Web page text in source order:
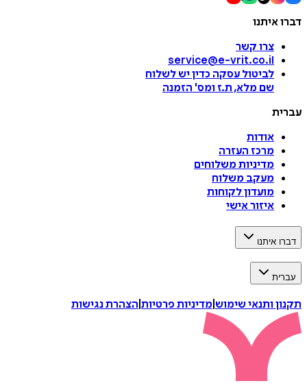
דברו איתנו
צרו קשר
service@e-vrit.co.il
לביטול עסקה כדין יש לשלוח
שם מלא, ת.ז ומס' הזמנה
עברית
אודות
מרכז העזרה
מדיניות משלוחים
מעקב משלוח
מועדון לקוחות
איזור אישי
דברו איתנו
עברית
תקנון ותנאי שימוש מדיניות פרטיות הצהרת נגישות